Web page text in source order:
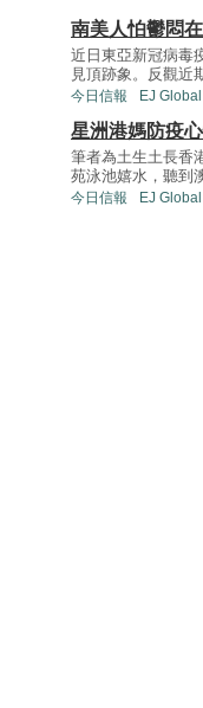
南美人怕鬱悶
近日東亞新冠病毒
見頂跡象。反觀近
今日信報 EJ Global
星洲港媽防疫
筆者為土生土長香
苑泳池嬉水，聽到
今日信報 EJ Global